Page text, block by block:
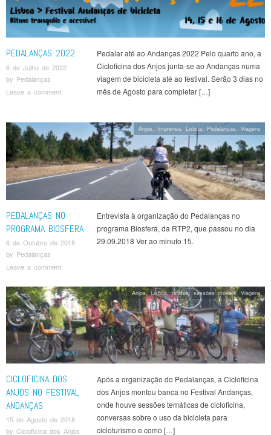
PEDALANÇAS 2022
6 de Julho de 2022
by Pedalanças
Leave a comment
Pedalar até ao Andanças 2022 Pelo quarto ano, a
Cicloficina dos Anjos junta-se ao Andanças numa
viagem de bicicleta até ao festival. Serão 3 dias no
mês de Agosto para completar […]
PEDALANÇAS NO
PROGRAMA BIOSFERA
6 de Outubro de 2018
by Pedalanças
Leave a comment
Entrevista à organização do Pedalanças no
programa Biosfera, da RTP2, que passou no dia
29.09.2018 Ver ao minuto 15.
Anjos, Imprensa, Lisboa, Pedalanças, Viagens
CICLOFICINA DOS
ANJOS NO FESTIVAL
ANDANÇAS
15 de Agosto de 2018
by Cicloficina dos Anjos
Após a organização do Pedalanças, a Cicloficina
dos Anjos montou banca no Festival Andanças,
onde houve sessões temáticas de cicloficina,
conversas sobre o uso da bicicleta para
cicloturismo e como […]
Anjos,Lisboa,relatos,sessões móveis, Viagens